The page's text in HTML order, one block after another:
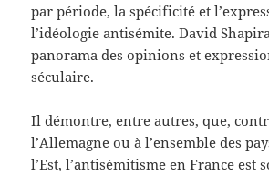
par période, la spécificité et
l’idéologie antisémite. David
panorama des opinions et
séculaire.
Il démontre, entre autres, que,
l’Allemagne ou à l’ensemble des
l’Est, l’antisémitisme en France est